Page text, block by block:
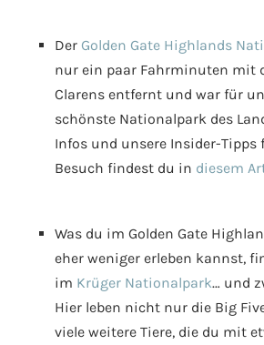
Der Golden Gate Highlands
nur ein paar Fahrminuten mit
Clarens entfernt und war für
schönste Nationalpark des
Infos und unsere Insider-Tipps
Besuch findest du in diesem
Was du im Golden Gate
eher weniger erleben kannst,
im Krüger Nationalpark… und
Hier leben nicht nur die Big
viele weitere Tiere, die du mit